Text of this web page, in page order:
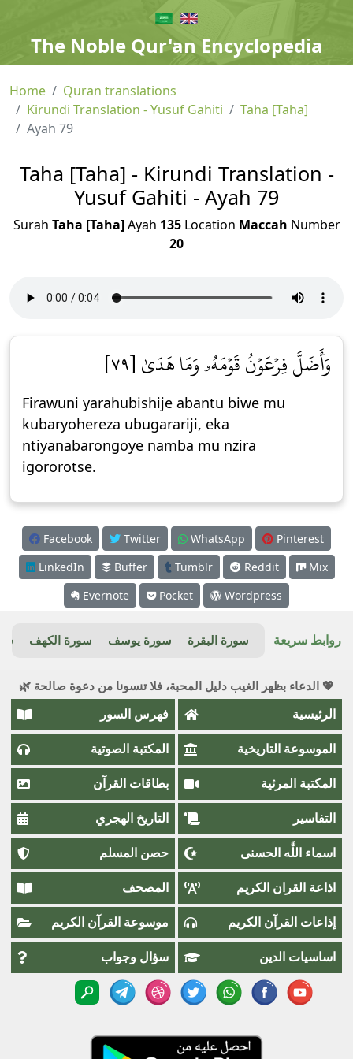
The Noble Qur'an Encyclopedia
Home
Quran translations
Kirundi Translation - Yusuf Gahiti
Taha [Taha]
Ayah 79
Taha [Taha] - Kirundi Translation -
Yusuf Gahiti - Ayah 79
Surah Taha [Taha]Ayah 135Location Maccah Number
20
وَأَضَلَّ فِرۡعَوۡنُ قَوۡمَهُۥ وَمَا هَدَىٰ [٧٩]
Firawuni yarahubishije abantu biwe mu
kubaryohereza ubugarariji, eka
ntiyanabarongoye namba mu nzira
igororotse.
Facebook Twitter WhatsApp
Pinterest
LinkedIn
Buffer Tumblr Reddit
Mix
Evernote
Pocket Wordpress
روابط سريعة سورة البقرة سورة يوسف سورة الكهف
💖 الدعاء بظهر الغيب دليل المحبة، فلا تنسونا من دعوة صالحة 🌿
الرئيسية فهرس السور
الموسوعة التاريخية المكتبة الصوتية
المكتبة المرئية بطاقات القرآن
التفاسير التاريخ الهجري
اسماء اللَّٰه الحسنى حصن المسلم
اذاعة القران الكريم المصحف
إذاعات القرآن الكريم موسوعة القرآن الكريم
اساسيات الدين سؤال وجواب